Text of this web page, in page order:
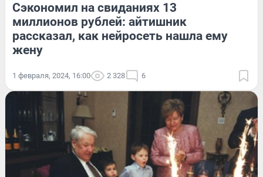
Сэкономил на свиданиях 13
миллионов рублей: айтишник
рассказал, как нейросеть нашла ему
жену
1 февраля, 2024, 16:00 2 328 6